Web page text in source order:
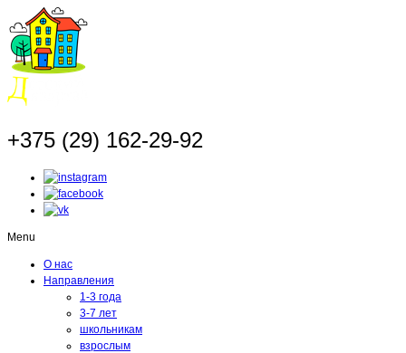
+375 (29) 162-29-92
Menu
О нас
Направления
1-3 года
3-7 лет
школьникам
взрослым